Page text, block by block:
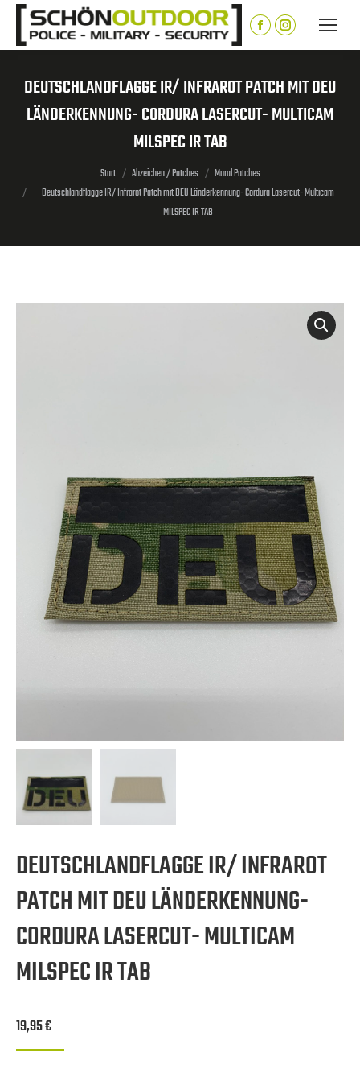
springen
Facebook
page
in
new
Instagram
page
in
new
DEUTSCHLANDFLAGGE IR/ INFRAROT PATCH MIT DEU
LÄNDERKENNUNG- CORDURA LASERCUT- MULTICAM
MILSPEC IR TAB
Sie befinden sich hier:
Start Abzeichen / Patches
Moral Patches
Deutschlandflagge IR/ Infrarot Patch mit DEU Länderkennung- Cordura Lasercut- Multicam
MILSPEC IR TAB
DEUTSCHLANDFLAGGE IR/ INFRAROT
PATCH MIT DEU LÄNDERKENNUNG-
CORDURA LASERCUT- MULTICAM
MILSPEC IR TAB
19,95€